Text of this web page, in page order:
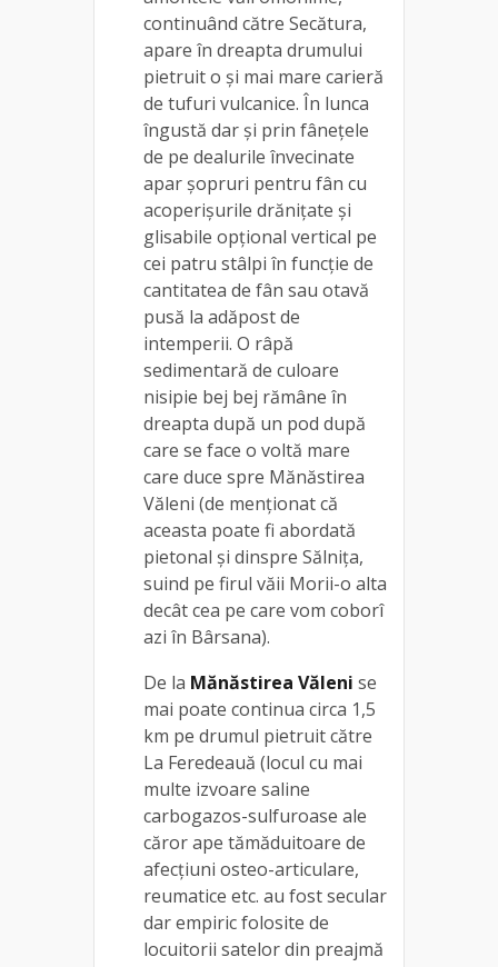
continuând către Secătura,
apare în dreapta drumului
pietruit o și mai mare carieră
de tufuri vulcanice. În lunca
îngustă dar și prin fânețele
de pe dealurile învecinate
apar șopruri pentru fân cu
acoperișurile drănițate și
glisabile opțional vertical pe
cei patru stâlpi în funcție de
cantitatea de fân sau otavă
pusă la adăpost de
intemperii. O râpă
sedimentară de culoare
nisipie bej bej rămâne în
dreapta după un pod după
care se face o voltă mare
care duce spre Mănăstirea
Văleni (de menționat că
aceasta poate fi abordată
pietonal și dinspre Sălnița,
suind pe firul văii Morii-o alta
decât cea pe care vom coborî
azi în Bârsana).
De la Mănăstirea Văleni se
mai poate continua circa 1,5
km pe drumul pietruit către
La Feredeauă (locul cu mai
multe izvoare saline
carbogazos-sulfuroase ale
căror ape tămăduitoare de
afecțiuni osteo-articulare,
reumatice etc. au fost secular
dar empiric folosite de
locuitorii satelor din preajmă